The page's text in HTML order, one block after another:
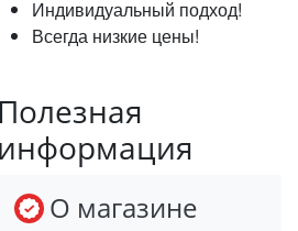
Индивидуальный подход!
Всегда низкие цены!
Полезная
информация
О магазине